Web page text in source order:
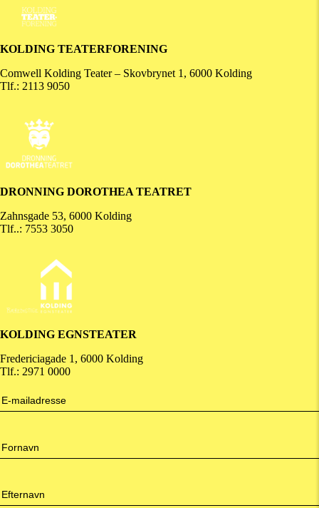
KOLDING TEATERFORENING
Comwell Kolding Teater – Skovbrynet 1, 6000 Kolding
Tlf.: 2113 9050
DRONNING DOROTHEA TEATRET
Zahnsgade 53, 6000 Kolding
Tlf..: 7553 3050
KOLDING EGNSTEATER
Fredericiagade 1, 6000 Kolding
Tlf.: 2971 0000